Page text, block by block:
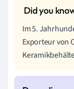
Im 5.
Exporteur von